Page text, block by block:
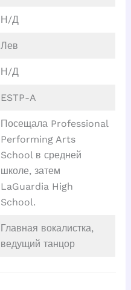
Н/Д
Лев
Н/Д
ESTP-A
Посещала Professional
Performing Arts
School в средней
школе, затем
LaGuardia High
School.
Главная вокалистка,
ведущий танцор